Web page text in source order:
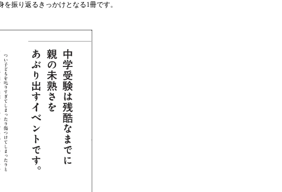
振り返るきっかけとなる1冊です。